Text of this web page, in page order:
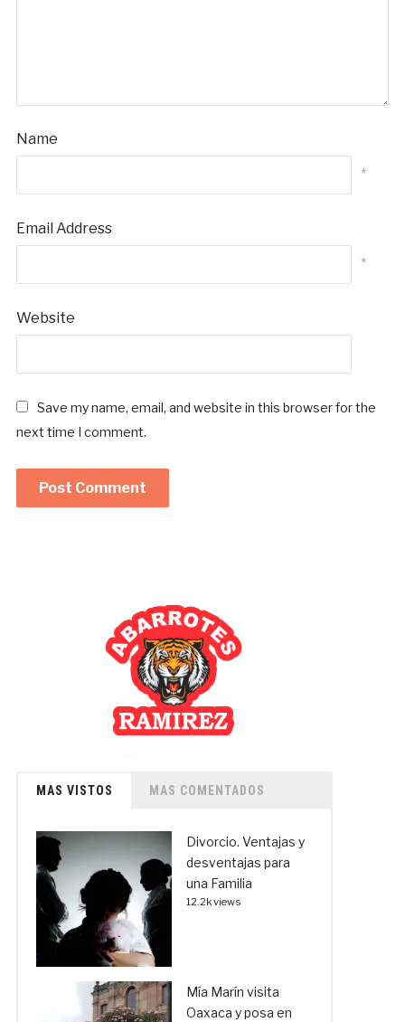
Name
*
Email Address
*
Website
Save my name, email, and website in this browser for the
next time I comment.
MAS VISTOS MAS COMENTADOS
Divorcio. Ventajas y
desventajas para
una Familia
12.2k views
Mía Marín visita
Oaxaca y posa en